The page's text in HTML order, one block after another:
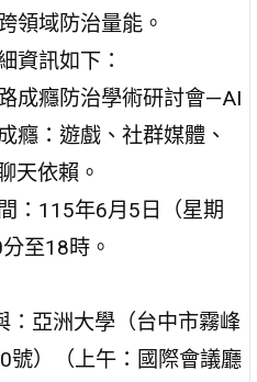
領域防治量能。
資訊如下：
成癮防治學術研討會—AI
癮：遊戲、社群媒體、
天依賴。
：115年6月5日（星期
至18時。
：亞洲大學（台中市霧峰
號）（上午：國際會議廳